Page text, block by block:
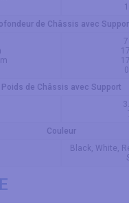
de Châssis avec
Poids de Châssis avec Support
Couleur
Black, White,